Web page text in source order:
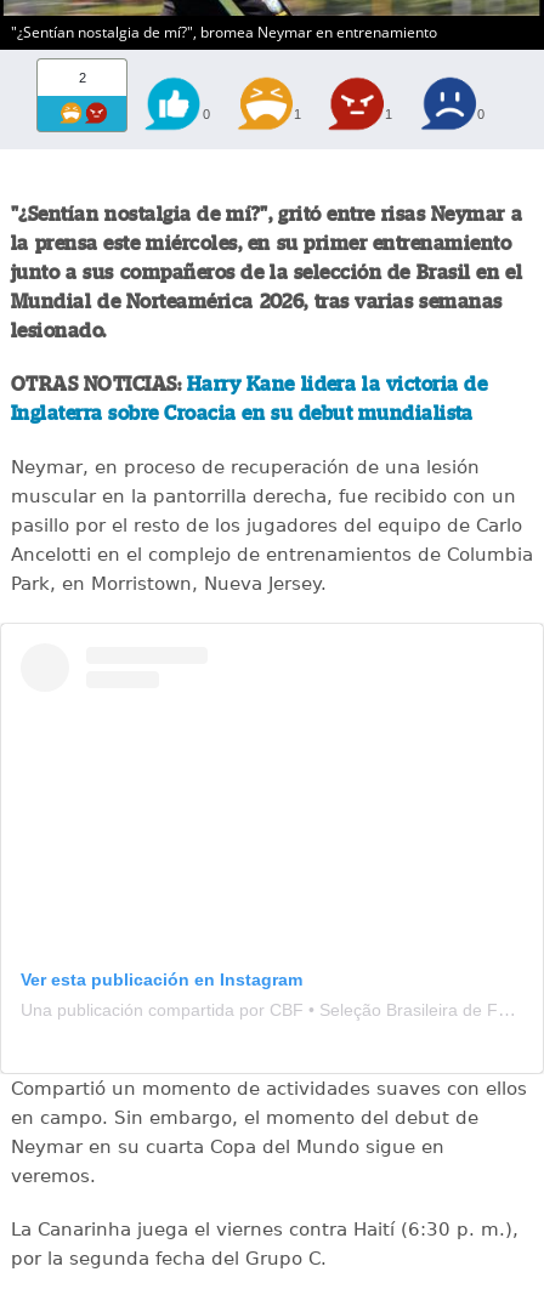
"¿Sentían nostalgia de mí?", bromea Neymar en entrenamiento
2
0 1 1 0
"¿Sentían nostalgia de mí?", gritó entre risas Neymar a
la prensa este miércoles, en su primer entrenamiento
junto a sus compañeros de la selección de Brasil en el
Mundial de Norteamérica 2026, tras varias semanas
lesionado.
OTRAS NOTICIAS: Harry Kane lidera la victoria de
Inglaterra sobre Croacia en su debut mundialista
Neymar, en proceso de recuperación de una lesión
muscular en la pantorrilla derecha, fue recibido con un
pasillo por el resto de los jugadores del equipo de Carlo
Ancelotti en el complejo de entrenamientos de Columbia
Park, en Morristown, Nueva Jersey.
Ver esta publicación en Instagram
Una publicación compartida por CBF • Seleção Brasileira de Futebol (@brasil)
Compartió un momento de actividades suaves con ellos
en campo. Sin embargo, el momento del debut de
Neymar en su cuarta Copa del Mundo sigue en
veremos.
La Canarinha juega el viernes contra Haití (6:30 p. m.),
por la segunda fecha del Grupo C.